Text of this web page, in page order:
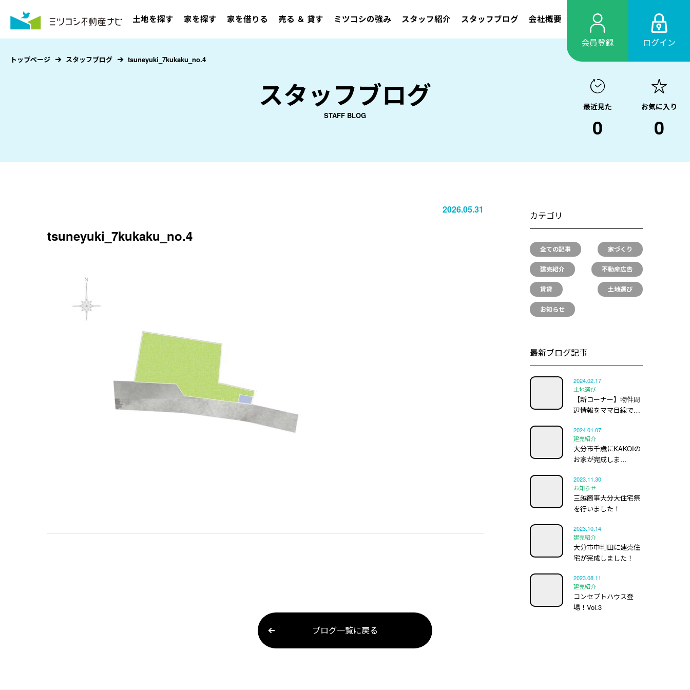
土地を探す 家を探す 家を借りる 売る ＆ 貸す ミツコシの強み スタッフ紹介 スタッフブログ 会社概要
会員登録 ログイン
スタッフブログ
STAFF BLOG
トップページ スタッフブログ tsuneyuki_7kukaku_no.4
最近見た
0
お気に入り
0
2026.05.31
tsuneyuki_7kukaku_no.4
カテゴリ
全ての記事 家づくり
建売紹介 不動産広告
賃貸 土地選び
お知らせ
最新ブログ記事
2024.02.17
土地選び
【新コーナー】物件周
辺情報をママ目線で…
2024.01.07
建売紹介
大分市千歳にKAKOIの
お家が完成しま…
2023.11.30
お知らせ
三越商事大分大住宅祭
を行いました！
2023.10.14
建売紹介
大分市中判田に建売住
宅が完成しました！
2023.08.11
建売紹介
コンセプトハウス登
場！Vol.3
ブログ一覧に戻る